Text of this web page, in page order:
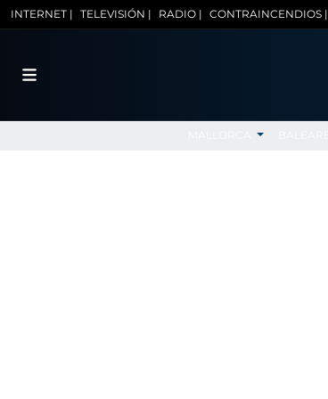
INTERNET | TELEVISIÓN | RADIO | CONTRAINCENDIOS |